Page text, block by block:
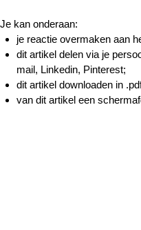
Je kan onderaan:
je reactie overmaken aan
dit artikel delen via je
mail, Linkedin, Pinterest;
dit artikel downloaden in
van dit artikel een